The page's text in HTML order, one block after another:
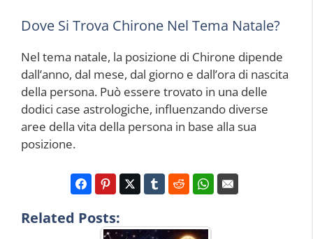
Dove Si Trova Chirone Nel Tema Natale?
Nel tema natale, la posizione di Chirone dipende
dall’anno, dal mese, dal giorno e dall’ora di nascita
della persona. Può essere trovato in una delle
dodici case astrologiche, influenzando diverse
aree della vita della persona in base alla sua
posizione.
Related Posts: